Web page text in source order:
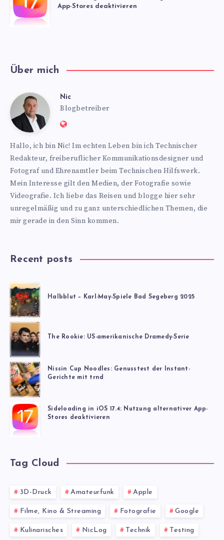
App-Stores deaktivieren
Über mich
Nic Nic
Blogbetreiber
Website:
Hallo, ich bin Nic! Im echten Leben bin ich Technischer
Redakteur, freiberuflicher Kommunikationsdesigner und
Fotograf und Ehrenamtler beim Technischen Hilfswerk.
Mein Interesse gilt den Medien, der Fotografie sowie
Videografie. Ich liebe das Reisen und blogge hier sehr
unregelmäßig und zu ganz unterschiedlichen Themen, die
mir gerade in den Sinn kommen.
Recent posts
Halbblut – Karl-May-Spiele Bad Segeberg 2025
The Rookie: US-amerikanische Dramedy-Serie
Nissin Cup Noodles: Genusstest der Instant-
Gerichte mit trnd
Sideloading in iOS 17.4: Nutzung alternativer App-
Stores deaktivieren
Tag Cloud
3D-Druck Amateurfunk Apple
Filme, Kino & Streaming Fotografie Google
Kulinarisches NicLog Technik Testing